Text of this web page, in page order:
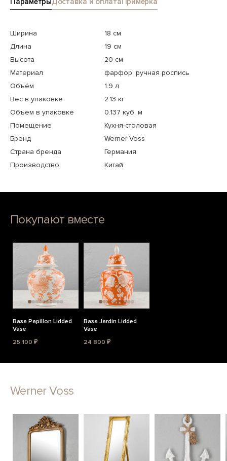
Ширина
18 см
Длина
19 см
Высота
20 см
Материал
фарфор, ручная роспись
Объём
1.9 л
Вес в упаковке
2.13 кг
Объем в упаковке
0.137 куб. м
Помещение
Кухня-столовая
Бренд
Werner Voss
Страна бренда
Германия
Производство
Китай
Покупают вместе
Ваза Papillon Lidded
Vase
25 100 ₽
Ваза Jardin Lidded
Vase
24 800 ₽
Werner Voss